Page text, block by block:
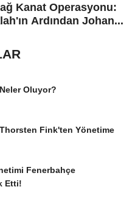
Kanat Operasyonu:
Ardından Johan...
Oluyor?
Fink'ten Yönetime
Fenerbahçe
Etti!